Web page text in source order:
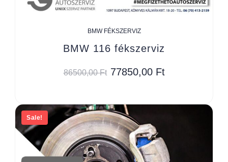
BMW FÉKSZERVIZ
BMW 116 fékszerviz
86500,00Ft 77850,00 Ft
Sale!